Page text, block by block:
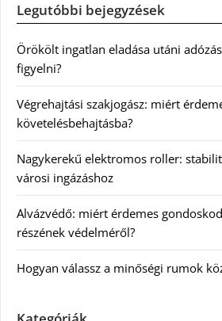
Legutóbbi bejegyzések
Örökölt ingatlan eladása utáni
figyelni?
Végrehajtási szakjogász: miért
követelésbehajtásba?
Nagykerekű elektromos roller:
városi ingázáshoz
Alvázvédő: miért érdemes
részének védelméről?
Hogyan válassz a minőségi rumok